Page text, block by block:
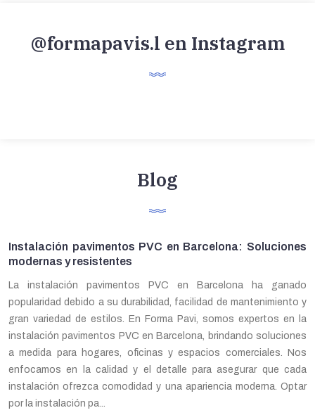
@formapavis.l en Instagram
Blog
Instalación pavimentos PVC en Barcelona: Soluciones
modernas y resistentes
La instalación pavimentos PVC en Barcelona ha ganado
popularidad debido a su durabilidad, facilidad de mantenimiento y
gran variedad de estilos. En Forma Pavi, somos expertos en la
instalación pavimentos PVC en Barcelona, brindando soluciones
a medida para hogares, oficinas y espacios comerciales. Nos
enfocamos en la calidad y el detalle para asegurar que cada
instalación ofrezca comodidad y una apariencia moderna. Optar
por la instalación pa...